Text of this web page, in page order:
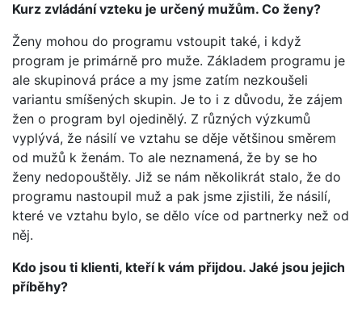
Kurz zvládání vzteku je určený mužům. Co ženy?
Ženy mohou do programu vstoupit také, i když
program je primárně pro muže. Základem programu je
ale skupinová práce a my jsme zatím nezkoušeli
variantu smíšených skupin. Je to i z důvodu, že zájem
žen o program byl ojedinělý. Z různých výzkumů
vyplývá, že násilí ve vztahu se děje většinou směrem
od mužů k ženám. To ale neznamená, že by se ho
ženy nedopouštěly. Již se nám několikrát stalo, že do
programu nastoupil muž a pak jsme zjistili, že násilí,
které ve vztahu bylo, se dělo více od partnerky než od
něj.
Kdo jsou ti klienti, kteří k vám přijdou. Jaké jsou jejich
příběhy?